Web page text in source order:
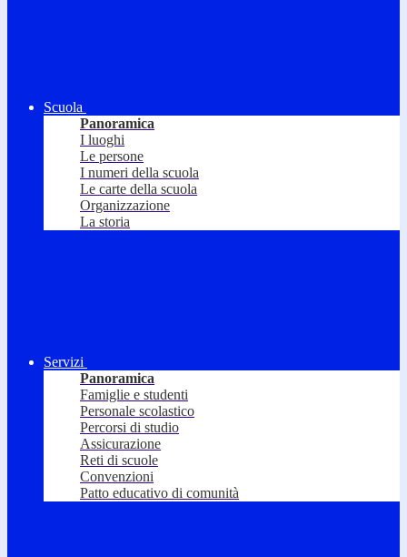
Scuola
Panoramica
I luoghi
Le persone
I numeri della scuola
Le carte della scuola
Organizzazione
La storia
Servizi
Panoramica
Famiglie e studenti
Personale scolastico
Percorsi di studio
Assicurazione
Reti di scuole
Convenzioni
Patto educativo di comunità